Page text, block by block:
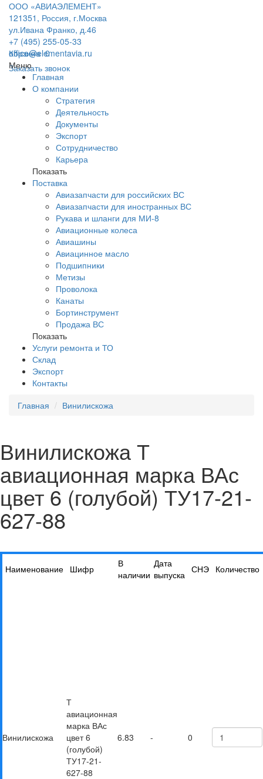
ООО «АВИАЭЛЕМЕНТ»
121351, Россия, г.Москва
ул.Ивана Франко, д.46
+7 (495) 255-05-33
office@elementavia.ru
Заказать звонок
Корзина0
Меню
Главная
О компании
Стратегия
Деятельность
Документы
Экспорт
Сотрудничество
Карьера
Показать
Поставка
Авиазапчасти для российских ВС
Авиазапчасти для иностранных ВС
Рукава и шланги для МИ-8
Авиационные колеса
Авиашины
Авиацинное масло
Подшипники
Метизы
Проволока
Канаты
Бортинструмент
Продажа ВС
Показать
Услуги ремонта и ТО
Склад
Экспорт
Контакты
Главная
Винилискожа
Винилискожа Т
авиационная марка ВАс
цвет 6 (голубой) ТУ17-21-
627-88
Наименование Шифр
В
наличии
Дата
выпуска СНЭ Количество
Винилискожа
Т
авиационная
марка ВАс
цвет 6
(голубой)
ТУ17-21-
627-88
6.83 - 0